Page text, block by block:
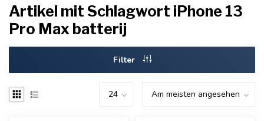
Artikel mit Schlagwort iPhone 13
Pro Max batterij
Filter